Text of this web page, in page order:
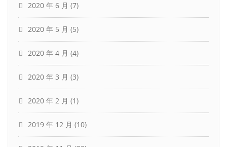
2020 年 6 月 (7)
2020 年 5 月 (5)
2020 年 4 月 (4)
2020 年 3 月 (3)
2020 年 2 月 (1)
2019 年 12 月 (10)